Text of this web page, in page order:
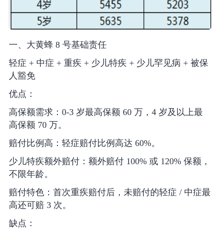
一、大黄蜂 8 号基础责任
轻症 + 中症 + 重疾 + 少儿特疾 + 少儿罕见病 + 被保
人豁免
优点：
高保额需求：0-3 岁最高保额 60 万，4 岁及以上最
高保额 70 万。
赔付比例高：轻症赔付比例高达 60%。
少儿特疾额外赔付：额外赔付 100% 或 120% 保额，
不限年龄。
赔付特色：首次重疾赔付后，未赔付的轻症 / 中症最
高还可赔 3 次。
缺点：